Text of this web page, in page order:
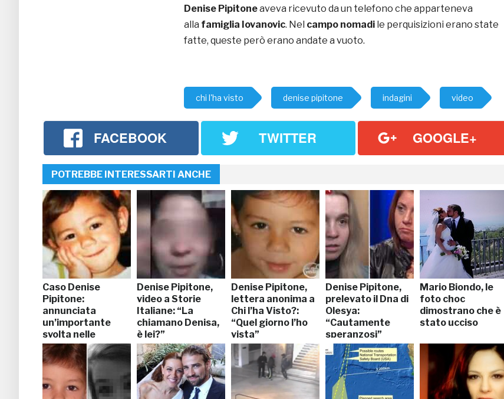
Denise Pipitoneaveva ricevuto da un telefono che apparteneva
alla famiglia Iovanovic. Nel campo nomadi le perquisizioni erano state
fatte, queste però erano andate a vuoto.
chi l'ha visto denise pipitone indagini video
FACEBOOK TWITTER GOOGLE+
POTREBBE INTERESSARTI ANCHE
Caso Denise
Pipitone:
annunciata
un’importante
svolta nelle
indagini
Denise Pipitone,
video a Storie
Italiane: “La
chiamano Denisa,
è lei?”
Denise Pipitone,
lettera anonima a
Chi l’ha Visto?:
“Quel giorno l’ho
vista”
Denise Pipitone,
prelevato il Dna di
Olesya:
“Cautamente
speranzosi”
Mario Biondo, le
foto choc
dimostrano che è
stato ucciso